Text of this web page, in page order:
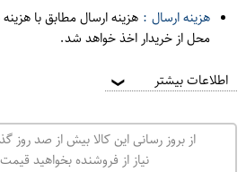
هزینه ارسال : هزینه ارسال مطابق با
محل از خریدار اخذ خواهد شد.
اطلاعات بیشتر ❯
از بروز رسانی این کالا بیش از صد
نیاز از فروشنده بخواهید